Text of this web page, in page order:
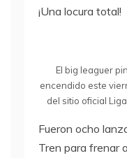
¡Una locura total!
El big leaguer
encendido este
del sitio oficial
Fueron ocho
Tren para frenar